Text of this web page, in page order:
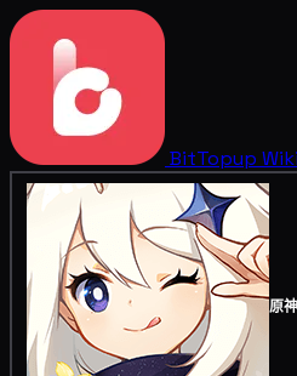
BitTopup Wiki
原神